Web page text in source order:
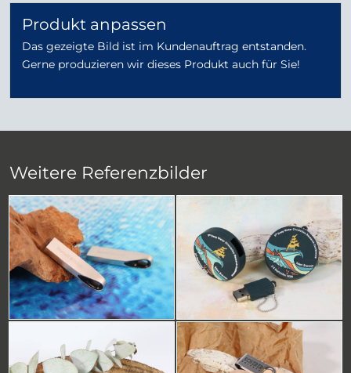
Produkt anpassen
Das gezeigte Bild ist im Kundenauftrag entstanden.
Gerne produzieren wir dieses Produkt auch für Sie!
Weitere Referenzbilder